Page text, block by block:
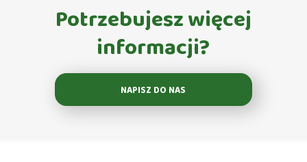
Potrzebujesz więcej
informacji?
NAPISZ DO NAS